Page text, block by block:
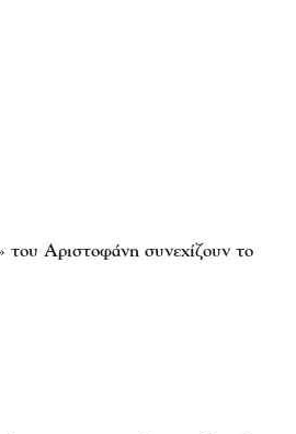
Αριστοφάνη συνεχίζουν το